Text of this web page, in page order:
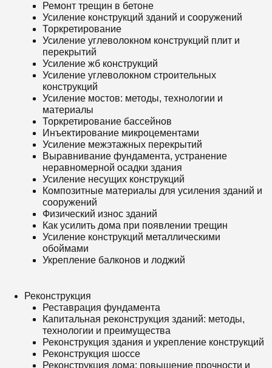
Ремонт трещин в бетоне
Усиление конструкций зданий и сооружений
Торкретирование
Усиление углеволокном конструкций плит и
перекрытий
Усиление жб конструкций
Усиление углеволокном строительных
конструкций
Усиление мостов: методы, технологии и
материалы
Торкретирование бассейнов
Инъектирование микроцементами
Усиление межэтажных перекрытий
Выравнивание фундамента, устранение
неравномерной осадки здания
Усиление несущих конструкций
Композитные материалы для усиления зданий и
сооружений
Физический износ зданий
Как усилить дома при появлении трещин
Усиление конструкций металлическими
обоймами
Укрепление балконов и лоджий
Реконструкция
Реставрация фундамента
Капитальная реконструкция зданий: методы,
технологии и преимущества
Реконструкция здания и укрепление конструкций
Реконструкция шоссе
Реконструкция дома: повышение прочности и